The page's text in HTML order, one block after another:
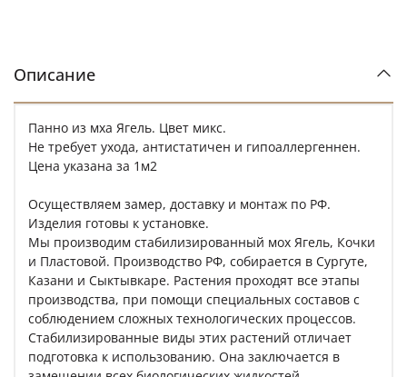
Описание
Панно из мха Ягель. Цвет микс.
Не требует ухода, антистатичен и гипоаллергеннен.
Цена указана за 1м2
Осуществляем замер, доставку и монтаж по РФ.
Изделия готовы к установке.
Мы производим стабилизированный мох Ягель, Кочки
и Пластовой. Производство РФ, собирается в Сургуте,
Казани и Сыктывкаре. Растения проходят все этапы
производства, при помощи специальных составов с
соблюдением сложных технологических процессов.
Стабилизированные виды этих растений отличает
подготовка к использованию. Она заключается в